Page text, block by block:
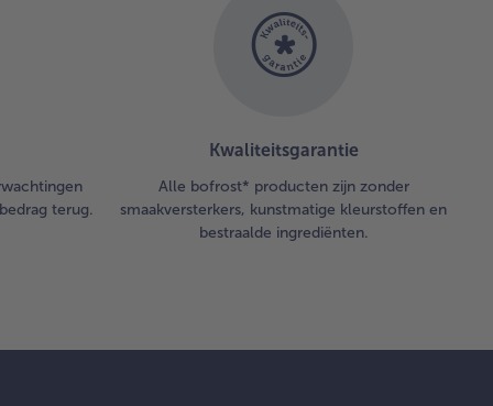
terug.
Kwaliteitsgarantie
Alle bofrost* producten zijn zonder
smaakversterkers, kunstmatige kleurstoffen en
bestraalde ingrediënten.